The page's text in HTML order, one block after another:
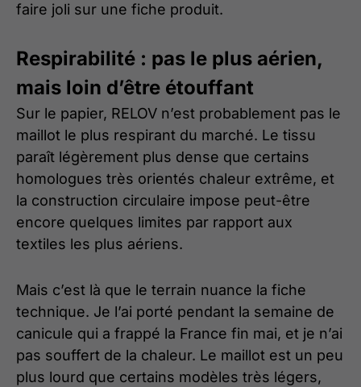
faire joli sur une fiche produit.
Respirabilité : pas le plus aérien,
mais loin d’être étouffant
Sur le papier, RELOV n’est probablement pas le
maillot le plus respirant du marché. Le tissu
paraît légèrement plus dense que certains
homologues très orientés chaleur extrême, et
la construction circulaire impose peut-être
encore quelques limites par rapport aux
textiles les plus aériens.
Mais c’est là que le terrain nuance la fiche
technique. Je l’ai porté pendant la semaine de
canicule qui a frappé la France fin mai, et je n’ai
pas souffert de la chaleur. Le maillot est un peu
plus lourd que certains modèles très légers,